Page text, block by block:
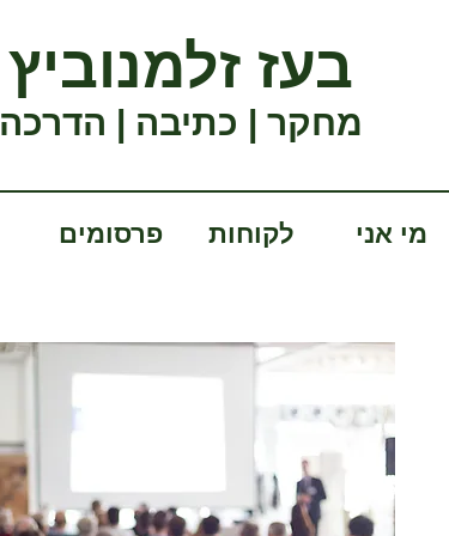
בעז זלמנוביץ
מחקר | כתיבה | הדרכה
מי אני לקוחות פרסומים